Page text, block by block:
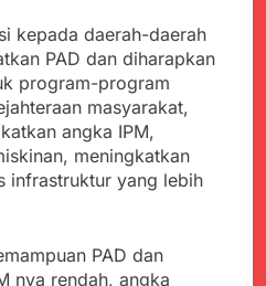
Perkembangan
Terbaru Kasus Dago
Elos
Juli 20, 2024
Kejaksaan Negeri Kab
Sukabumi didesak usut
Tuntas Dugaan
penyelewengan
Pengadaan Buku Simi
Juli 19, 2024
Diduga Kuat
Inspektorat Kab,
Baru, Satgas Yonif
310/KK Ajak Pelajar
Juli 19, 2024
kepada daerah-daerah
PAD dan diharapkan
program-program
masyarakat,
angka IPM,
meningkatkan
infrastruktur yang lebih
PAD dan
nya rendah, angka